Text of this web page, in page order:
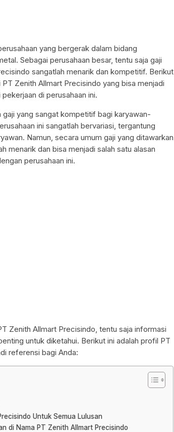
yang bergerak dalam bidang
Sebagai perusahaan besar, tentu saja gaji
sangatlah menarik dan kompetitif. Berikut
Zenith Allmart Precisindo yang bisa menjadi
di perusahaan ini.
yang sangat kompetitif bagi karyawan-
ini sangatlah bervariasi, tergantung
Namun, secara umum gaji yang ditawarkan
menarik dan bisa menjadi salah satu alasan
perusahaan ini.
Zenith Allmart Precisindo, tentu saja informasi
untuk diketahui. Berikut ini adalah profil PT
referensi bagi Anda:
Untuk Semua Lulusan
di Nama PT Zenith Allmart Precisindo